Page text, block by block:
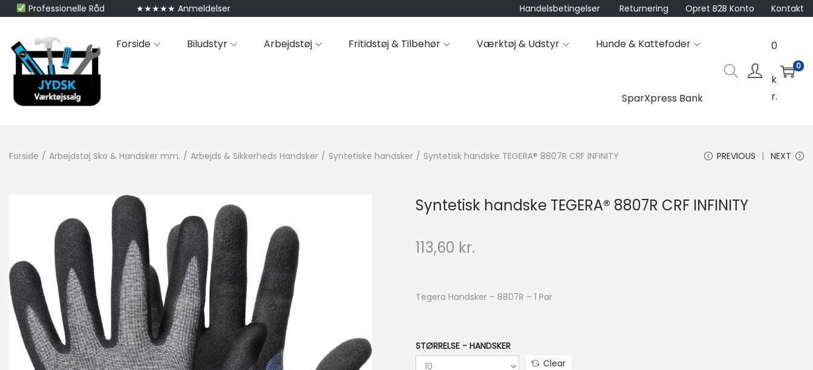
Professionelle Råd ★★★★★ Anmeldelser Handelsbetingelser Returnering Opret B2B Konto Kontakt
Forside Biludstyr Arbejdstøj Fritidstøj & Tilbehør Værktøj & Udstyr Hunde & Kattefoder
SparXpress Bank
0
k
r.
0
Forside / Arbejdstøj Sko & Handsker mm. / Arbejds & Sikkerheds Handsker / Syntetiske handsker / Syntetisk handske TEGERA® 8807R CRF INFINITY PREVIOUS NEXT
Syntetisk handske TEGERA® 8807R CRF INFINITY
113,60 kr.
Tegera Handsker – 8807R – 1 Par
STØRRELSE - HANDSKER
Clear